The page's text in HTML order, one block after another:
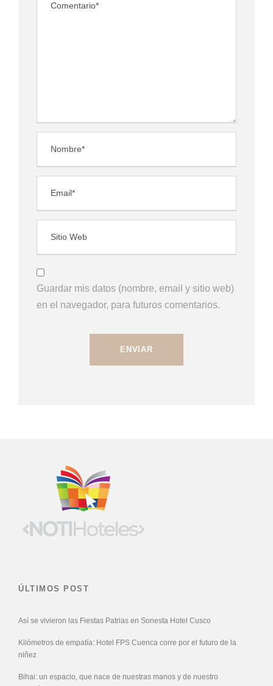
Guardar mis datos (nombre, email y sitio web)
en el navegador, para futuros comentarios.
ÚLTIMOS POST
Así se vivieron las Fiestas Patrias en Sonesta Hotel Cusco
Kilómetros de empatía: Hotel FPS Cuenca corre por el futuro de la
niñez
Bihai: un espacio, que nace de nuestras manos y de nuestro